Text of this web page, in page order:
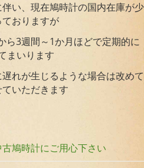
い、現在鳩時計の国内在庫が少
おりますが
ら3週間～1か月ほどで定期的に
まいります
れが生じるような場合は改めて
いただきます
鳩時計にご用心下さい